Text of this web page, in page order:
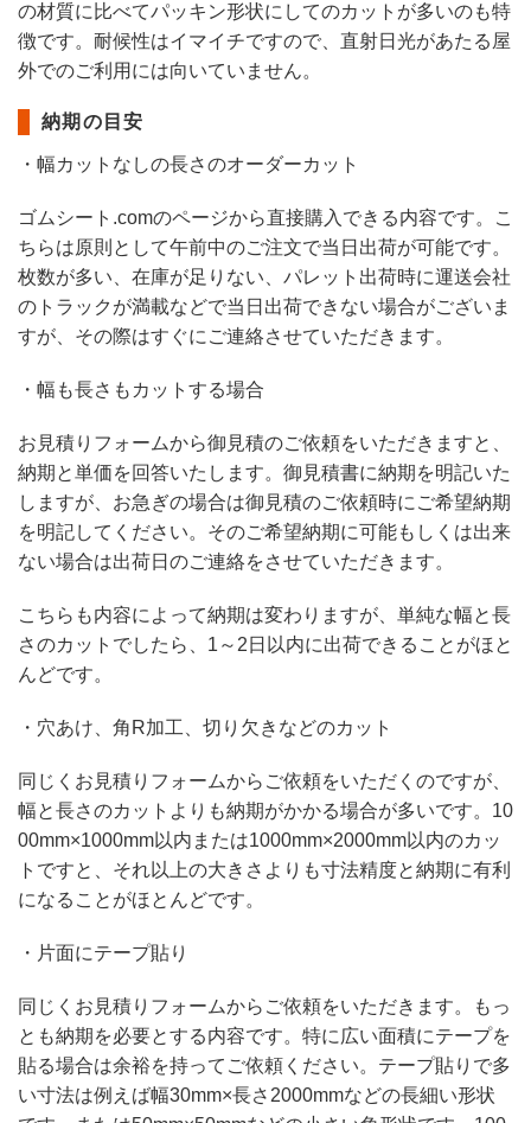
の材質に比べてパッキン形状にしてのカットが多いのも特
徴です。耐候性はイマイチですので、直射日光があたる屋
外でのご利用には向いていません。
納期の目安
・幅カットなしの長さのオーダーカット
ゴムシート.comのページから直接購入できる内容です。こ
ちらは原則として午前中のご注文で当日出荷が可能です。
枚数が多い、在庫が足りない、パレット出荷時に運送会社
のトラックが満載などで当日出荷できない場合がございま
すが、その際はすぐにご連絡させていただきます。
・幅も長さもカットする場合
お見積りフォームから御見積のご依頼をいただきますと、
納期と単価を回答いたします。御見積書に納期を明記いた
しますが、お急ぎの場合は御見積のご依頼時にご希望納期
を明記してください。そのご希望納期に可能もしくは出来
ない場合は出荷日のご連絡をさせていただきます。
こちらも内容によって納期は変わりますが、単純な幅と長
さのカットでしたら、1～2日以内に出荷できることがほと
んどです。
・穴あけ、角R加工、切り欠きなどのカット
同じくお見積りフォームからご依頼をいただくのですが、
幅と長さのカットよりも納期がかかる場合が多いです。10
00mm×1000mm以内または1000mm×2000mm以内のカッ
トですと、それ以上の大きさよりも寸法精度と納期に有利
になることがほとんどです。
・片面にテープ貼り
同じくお見積りフォームからご依頼をいただきます。もっ
とも納期を必要とする内容です。特に広い面積にテープを
貼る場合は余裕を持ってご依頼ください。テープ貼りで多
い寸法は例えば幅30mm×長さ2000mmなどの長細い形状